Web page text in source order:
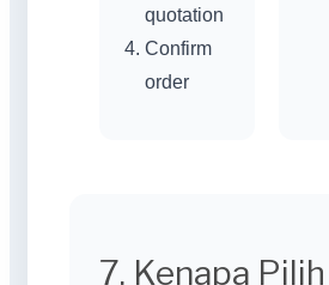
quotation
Confirm
order
7. Kenapa